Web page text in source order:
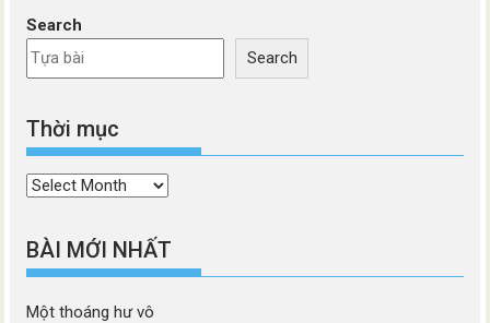
Search
Search
Thời mục
Thời
BÀI MỚI NHẤT
Một thoáng hư vô